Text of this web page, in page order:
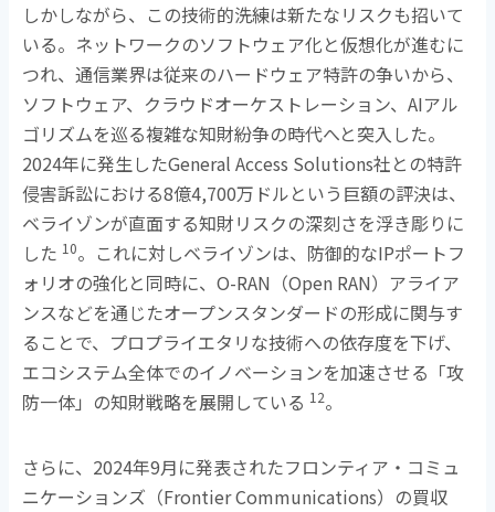
しかしながら、この技術的洗練は新たなリスクも招いて
いる。ネットワークのソフトウェア化と仮想化が進むに
つれ、通信業界は従来のハードウェア特許の争いから、
ソフトウェア、クラウドオーケストレーション、AIアル
ゴリズムを巡る複雑な知財紛争の時代へと突入した。
2024年に発生したGeneral Access Solutions社との特許
侵害訴訟における8億4,700万ドルという巨額の評決は、
ベライゾンが直面する知財リスクの深刻さを浮き彫りに
した 10。これに対しベライゾンは、防御的なIPポートフ
ォリオの強化と同時に、O-RAN （Open RAN）アライア
ンスなどを通じたオープンスタンダードの形成に関与す
ることで、プロプライエタリな技術への依存度を下げ、
エコシステム全体でのイノベーションを加速させる「攻
防一体」の知財戦略を展開している 12。
さらに、 2024年9月に発表されたフロンティア・コミュ
ニケーションズ（Frontier Communications）の買収